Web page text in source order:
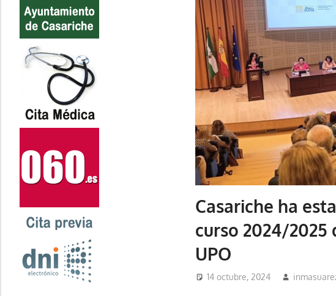
Casariche ha
curso 2024/
UPO
14 octubre, 2024